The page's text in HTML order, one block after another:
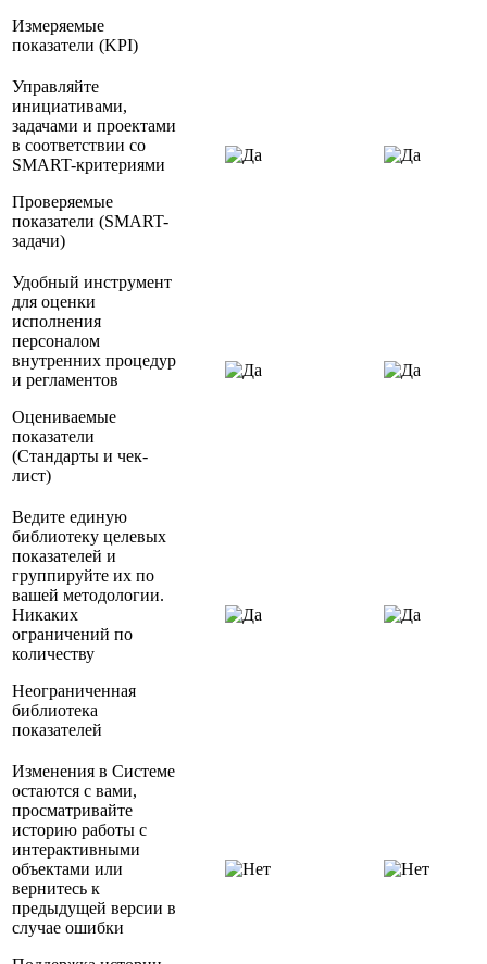
Измеряемые
показатели (KPI)
Управляйте
инициативами,
задачами и проектами
в соответствии со
SMART-критериями
Проверяемые
показатели (SMART-
задачи)
Удобный инструмент
для оценки
исполнения
персоналом
внутренних процедур
и регламентов
Оцениваемые
показатели
(Стандарты и чек-
лист)
Ведите единую
библиотеку целевых
показателей и
группируйте их по
вашей методологии.
Никаких
ограничений по
количеству
Неограниченная
библиотека
показателей
Изменения в Системе
остаются с вами,
просматривайте
историю работы с
интерактивными
объектами или
вернитесь к
предыдущей версии в
случае ошибки